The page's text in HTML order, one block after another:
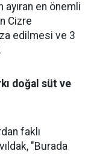
ayıran en önemli
Cizre
edilmesi ve 3
doğal süt ve
faklı
"Burada